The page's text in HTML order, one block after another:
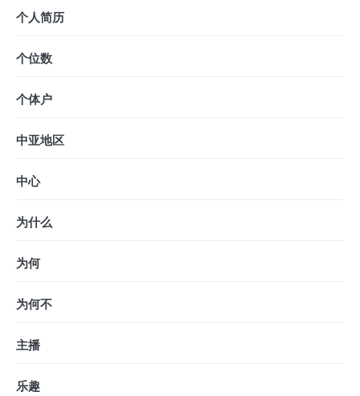
个人简历
个位数
个体户
中亚地区
中心
为什么
为何
为何不
主播
乐趣